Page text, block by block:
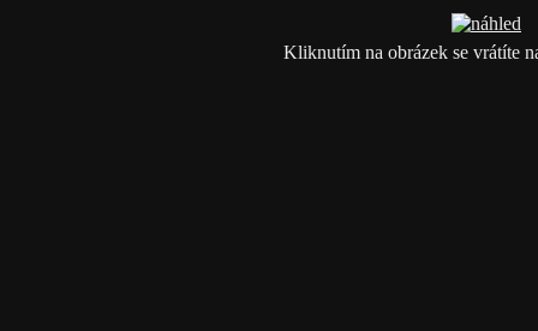
Kliknutím na obrázek se vrátíte